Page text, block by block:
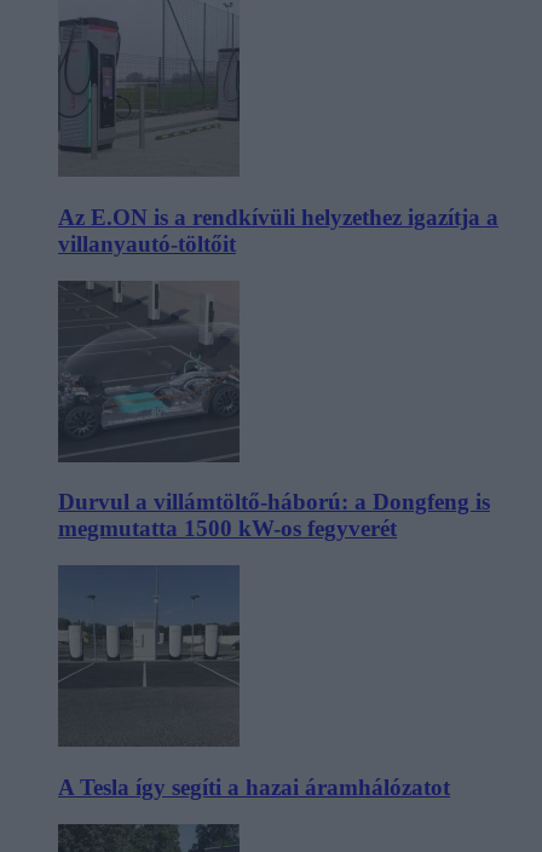
Az E.ON is a rendkívüli helyzethez igazítja a
villanyautó-töltőit
Durvul a villámtöltő-háború: a Dongfeng is
megmutatta 1500 kW-os fegyverét
A Tesla így segíti a hazai áramhálózatot